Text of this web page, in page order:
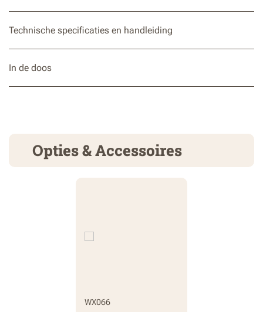
Technische specificaties en handleiding
In de doos
Opties & Accessoires
WX066